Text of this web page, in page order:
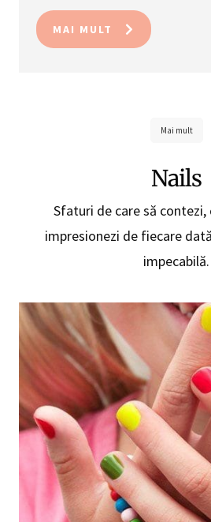
MAI MULT
Mai mult
Nails
Sfaturi de care să
impresionezi de fiecare
impecabilă.